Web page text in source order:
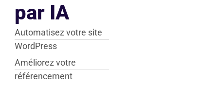
par IA
Automatisez votre site
WordPress
Améliorez votre
référencement